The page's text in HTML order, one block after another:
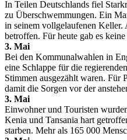
In Teilen Deutschlands fiel
zu Überschwemmungen. Ein
in seinem vollgelaufenen
betroffen. Für heute gab es
3. Mai
Bei den Kommunalwahlen in
eine Schlappe für die
Stimmen ausgezählt waren. Für
damit die Sorgen vor der
3. Mai
Einwohner und Touristen
Kenia und Tansania hart
starben. Mehr als 165 000